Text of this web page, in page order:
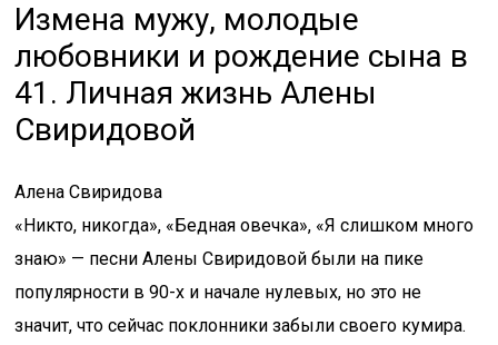
Измена мужу, молодые
любовники и рождение сына в
41. Личная жизнь Алены
Свиридовой
Алена Свиридова
«Никто, никогда», «Бедная овечка», «Я слишком много
знаю» — песни Алены Свиридовой были на пике
популярности в 90-х и начале нулевых, но это не
значит, что сейчас поклонники забыли своего кумира.